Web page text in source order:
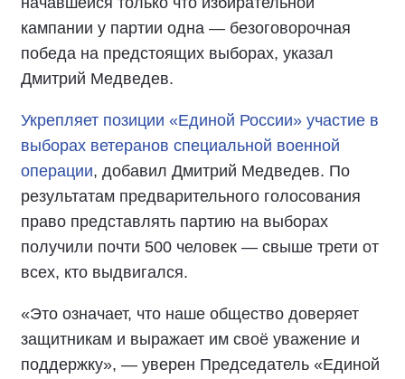
кампании у партии одна — безоговорочная
победа на предстоящих выборах, указал
Дмитрий Медведев.
Укрепляет позиции «Единой России» участие в
выборах ветеранов специальной военной
операции, добавил Дмитрий Медведев. По
результатам предварительного голосования
право представлять партию на выборах
получили почти 500 человек — свыше трети от
всех, кто выдвигался.
«Это означает, что наше общество доверяет
защитникам и выражает им своё уважение и
поддержку», — уверен Председатель «Единой